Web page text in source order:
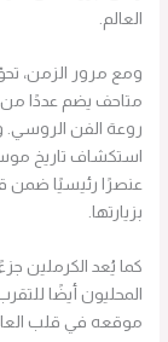
العالم.
ومع مرور الزمن،
متاحف يضم عددًا من
روعة الفن الروسي.
استكشاف تاريخ
عنصرًا رئيسيًا ضمن
بزيارتها.
كما يُعد الكرملين
المحليون أيضًا
موقعه في قلب